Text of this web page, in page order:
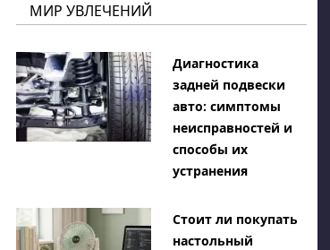
МИР УВЛЕЧЕНИЙ
Диагностика
задней подвески
авто: симптомы
неисправностей и
способы их
устранения
Стоит ли покупать
настольный